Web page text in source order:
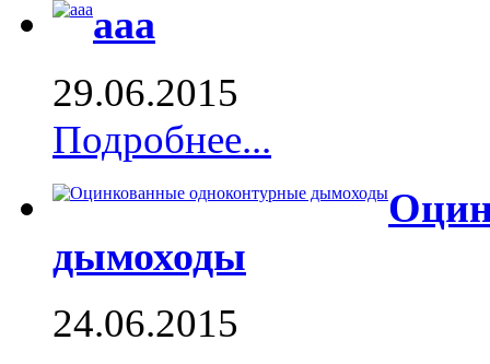
ааа
29.06.2015
Подробнее...
дымоходы
24.06.2015